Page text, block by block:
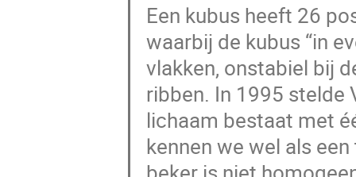
Een kubus heeft 26
waarbij de kubus “in
vlakken, onstabiel bij
ribben. In 1995 stelde
lichaam bestaat met
kennen we wel als